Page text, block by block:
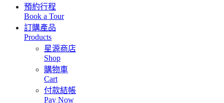
預約行程
Book a Tour
訂購產品
Products
星源商店
Shop
購物車
Cart
付款結帳
Pay Now